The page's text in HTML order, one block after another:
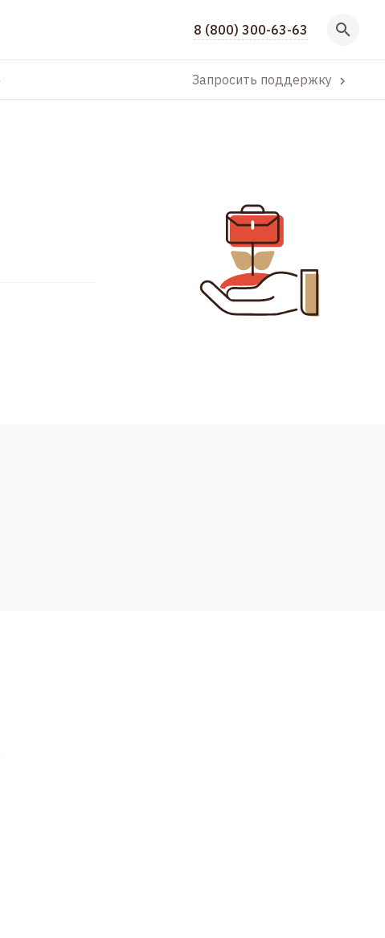
8 (800) 300-63-63
Запросить поддержку